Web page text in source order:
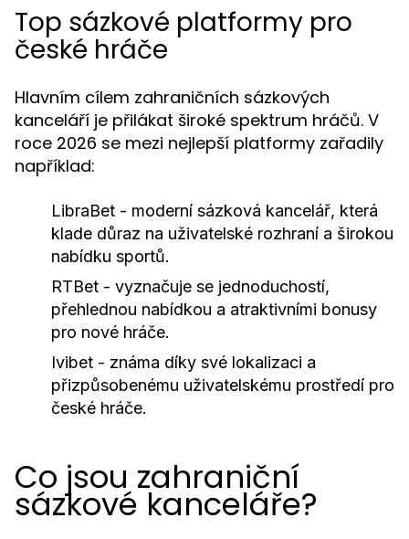
Top sázkové platformy pro
české hráče
Hlavním cílem zahraničních sázkových
kanceláří je přilákat široké spektrum hráčů. V
roce 2026 se mezi nejlepší platformy zařadily
například:
LibraBet - moderní sázková kancelář, která
klade důraz na uživatelské rozhraní a širokou
nabídku sportů.
RTBet - vyznačuje se jednoduchostí,
přehlednou nabídkou a atraktivními bonusy
pro nové hráče.
Ivibet - známa díky své lokalizaci a
přizpůsobenému uživatelskému prostředí pro
české hráče.
Co jsou zahraniční
sázkové kanceláře?